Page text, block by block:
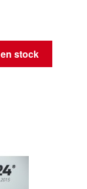
stock